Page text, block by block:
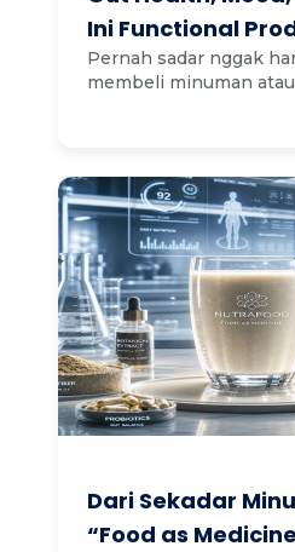
Ini Functional
Paling Dicari di
Pernah sadar nggak
membeli minuman
lagi sekadar “enak”
Dari Sekadar
“Food as